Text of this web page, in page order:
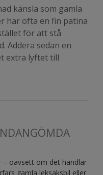
känsla som gamla
har ofta en fin patina
för att stå
Addera sedan en
extra lyftet till
– oavsett om det handlar
gamla leksaksbil eller